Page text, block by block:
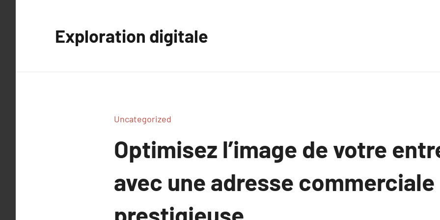
Exploration digitale
Uncategorized
Optimisez l’image de votre
avec une adresse commerciale